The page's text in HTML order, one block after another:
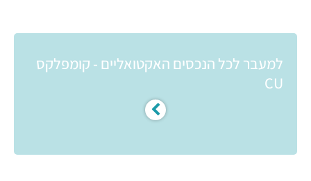
למעבר לכל הנכסים האקטואליים - קומפלקס
CU